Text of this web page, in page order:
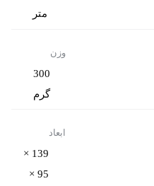
متر
وزن
300
گرم
ابعاد
139 ×
95 ×